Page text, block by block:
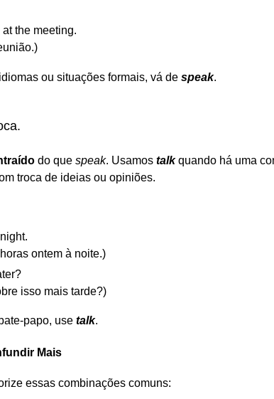
at the meeting.
ou situações formais, vá de speak.
do que speak. Usamos talk quando há uma
troca de ideias ou opiniões.
ontem à noite.)
isso mais tarde?)
papo, use talk.
Mais
essas combinações comuns: